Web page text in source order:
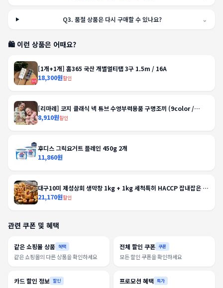
Q3. 품절 상품은 다시 구매할 수 있나요? ⌄
🛍️ 이런 상품은 어때요?
[1개+1개] 홈365 국산 개별멀티탭 3구 1.5m / 16A
18,300원할인
[리마레] 코지 클래식 넥 튜브 수영부력용품 구명조끼 (9color /
2size)
8,910원할인
후디스 그릭요거트 플레인 450g 2개
11,860원
대구10미 제성상회 생막창 1kg + 1kg 세척특허 HACCP 잡내잡은 과
일연육 비법막창
21,170원할인
관련 쿠폰 및 혜택
같은 쇼핑몰 상품 혜택
같은 쇼핑몰의 다른 상품을 확인하세요
전체 할인 쿠폰 쿠폰
모든 할인 쿠폰을 확인하세요
카드 할인 정보 할인 프로모션 혜택 특가